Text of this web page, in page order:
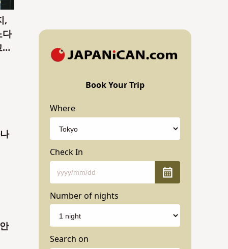
,
다
Book Your Trip
Where
Check In
Number of nights
Search on